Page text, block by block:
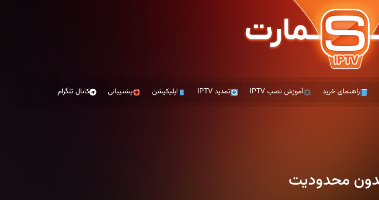
راهنمای خرید آموزش نصب IPTV تمدید IPTV اپلیکیشن پشتیبانی کانال تلگرام